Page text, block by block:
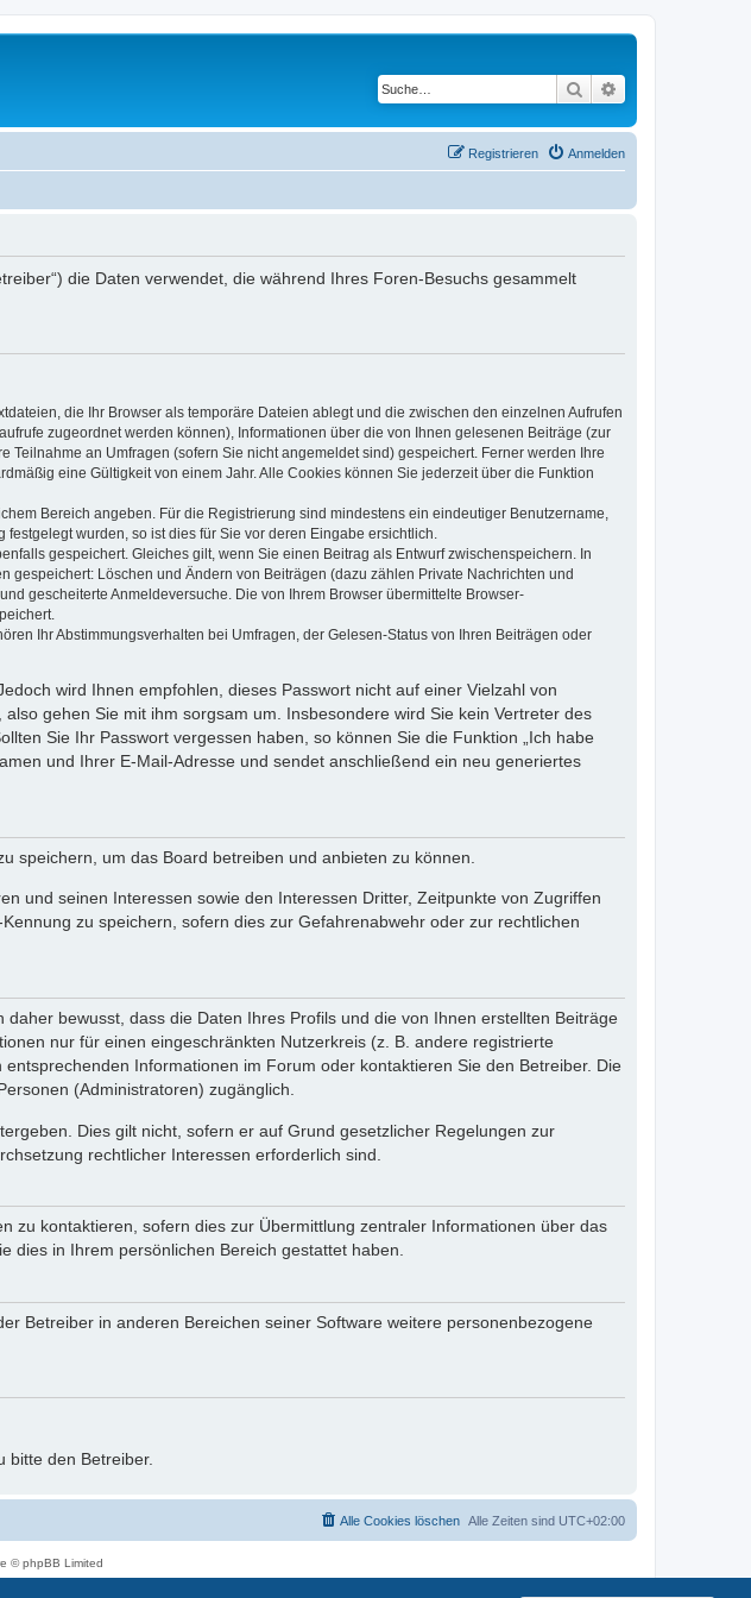
Suche
Anmelden
Registrieren
die Daten verwendet, die während Ihres Foren-Besuchs gesammelt
die Ihr Browser als temporäre Dateien ablegt und die zwischen den einzelnen Aufrufen
zugeordnet werden können), Informationen über die von Ihnen gelesenen Beiträge (zur
an Umfragen (sofern Sie nicht angemeldet sind) gespeichert. Ferner werden Ihre
eine Gültigkeit von einem Jahr. Alle Cookies können Sie jederzeit über die Funktion
Bereich angeben. Für die Registrierung sind mindestens ein eindeutiger Benutzername,
wurden, so ist dies für Sie vor deren Eingabe ersichtlich.
gespeichert. Gleiches gilt, wenn Sie einen Beitrag als Entwurf zwischenspeichern. In
Löschen und Ändern von Beiträgen (dazu zählen Private Nachrichten und
gescheiterte Anmeldeversuche. Die von Ihrem Browser übermittelte Browser-
Ihr Abstimmungsverhalten bei Umfragen, der Gelesen-Status von Ihren Beiträgen oder
wird Ihnen empfohlen, dieses Passwort nicht auf einer Vielzahl von
gehen Sie mit ihm sorgsam um. Insbesondere wird Sie kein Vertreter des
Sie Ihr Passwort vergessen haben, so können Sie die Funktion „Ich habe
und Ihrer E-Mail-Adresse und sendet anschließend ein neu generiertes
speichern, um das Board betreiben und anbieten zu können.
und seinen Interessen sowie den Interessen Dritter, Zeitpunkte von Zugriffen
zu speichern, sofern dies zur Gefahrenabwehr oder zur rechtlichen
bewusst, dass die Daten Ihres Profils und die von Ihnen erstellten Beiträge
nur für einen eingeschränkten Nutzerkreis (z. B. andere registrierte
Informationen im Forum oder kontaktieren Sie den Betreiber. Die
(Administratoren) zugänglich.
Dies gilt nicht, sofern er auf Grund gesetzlicher Regelungen zur
rechtlicher Interessen erforderlich sind.
zu kontaktieren, sofern dies zur Übermittlung zentraler Informationen über das
dies in Ihrem persönlichen Bereich gestattet haben.
Betreiber in anderen Bereichen seiner Software weitere personenbezogene
bitte den Betreiber.
Alle Zeiten sind UTC+02:00
Alle Cookies löschen
© phpBB Limited